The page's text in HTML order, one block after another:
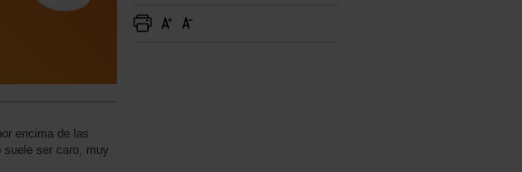
encima de las
suele ser caro, muy